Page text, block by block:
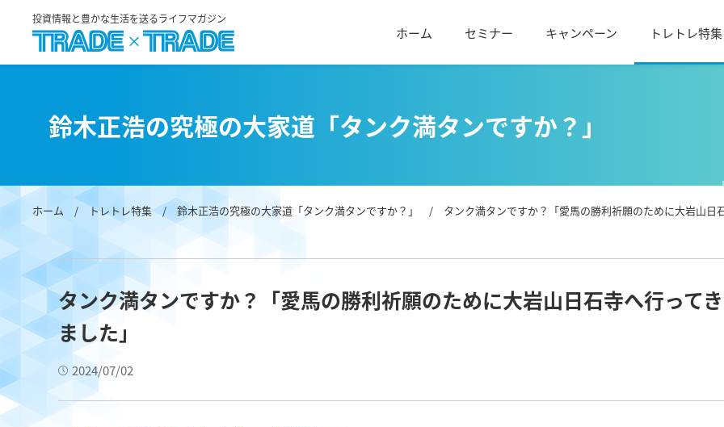
投資情報と豊かな生活を送るライフマガジン
ホーム セミナー キャンペーン トレトレ特集
鈴木正浩の究極の大家道「タンク満タンですか？」
ホーム /トレトレ特集/ 鈴木正浩の究極の大家道「タンク満タンですか？」 / タンク満タンですか？「愛馬の勝利祈願のために大岩山日
タンク満タンですか？「愛馬の勝利祈願のために大岩山日石寺へ行ってき
ました」
2024/07/02